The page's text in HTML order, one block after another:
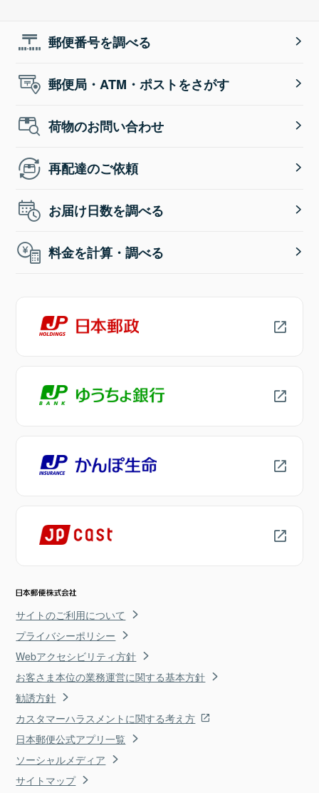
郵便番号を調べる
郵便局・ATM・ポストをさがす
荷物のお問い合わせ
再配達のご依頼
お届け日数を調べる
料金を計算・調べる
サイトのご利用について
プライバシーポリシー
Webアクセシビリティ方針
お客さま本位の業務運営に関する基本方針
勧誘方針
カスタマーハラスメントに関する考え方
日本郵便公式アプリ一覧
ソーシャルメディア
サイトマップ